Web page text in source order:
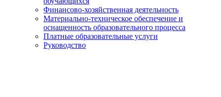
Финансово-хозяйственная деятельность
Материально-техническое обеспечение и
оснащенность образовательного процесса
Платные образовательные услуги
Руководство